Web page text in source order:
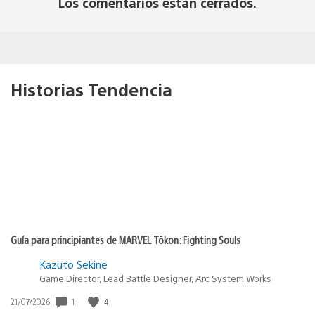
Historias Tendencia
Guía para principiantes de MARVEL Tōkon: Fighting Souls
Kazuto Sekine
Game Director, Lead Battle Designer, Arc System Works
Fecha
21/07/2026 1 4